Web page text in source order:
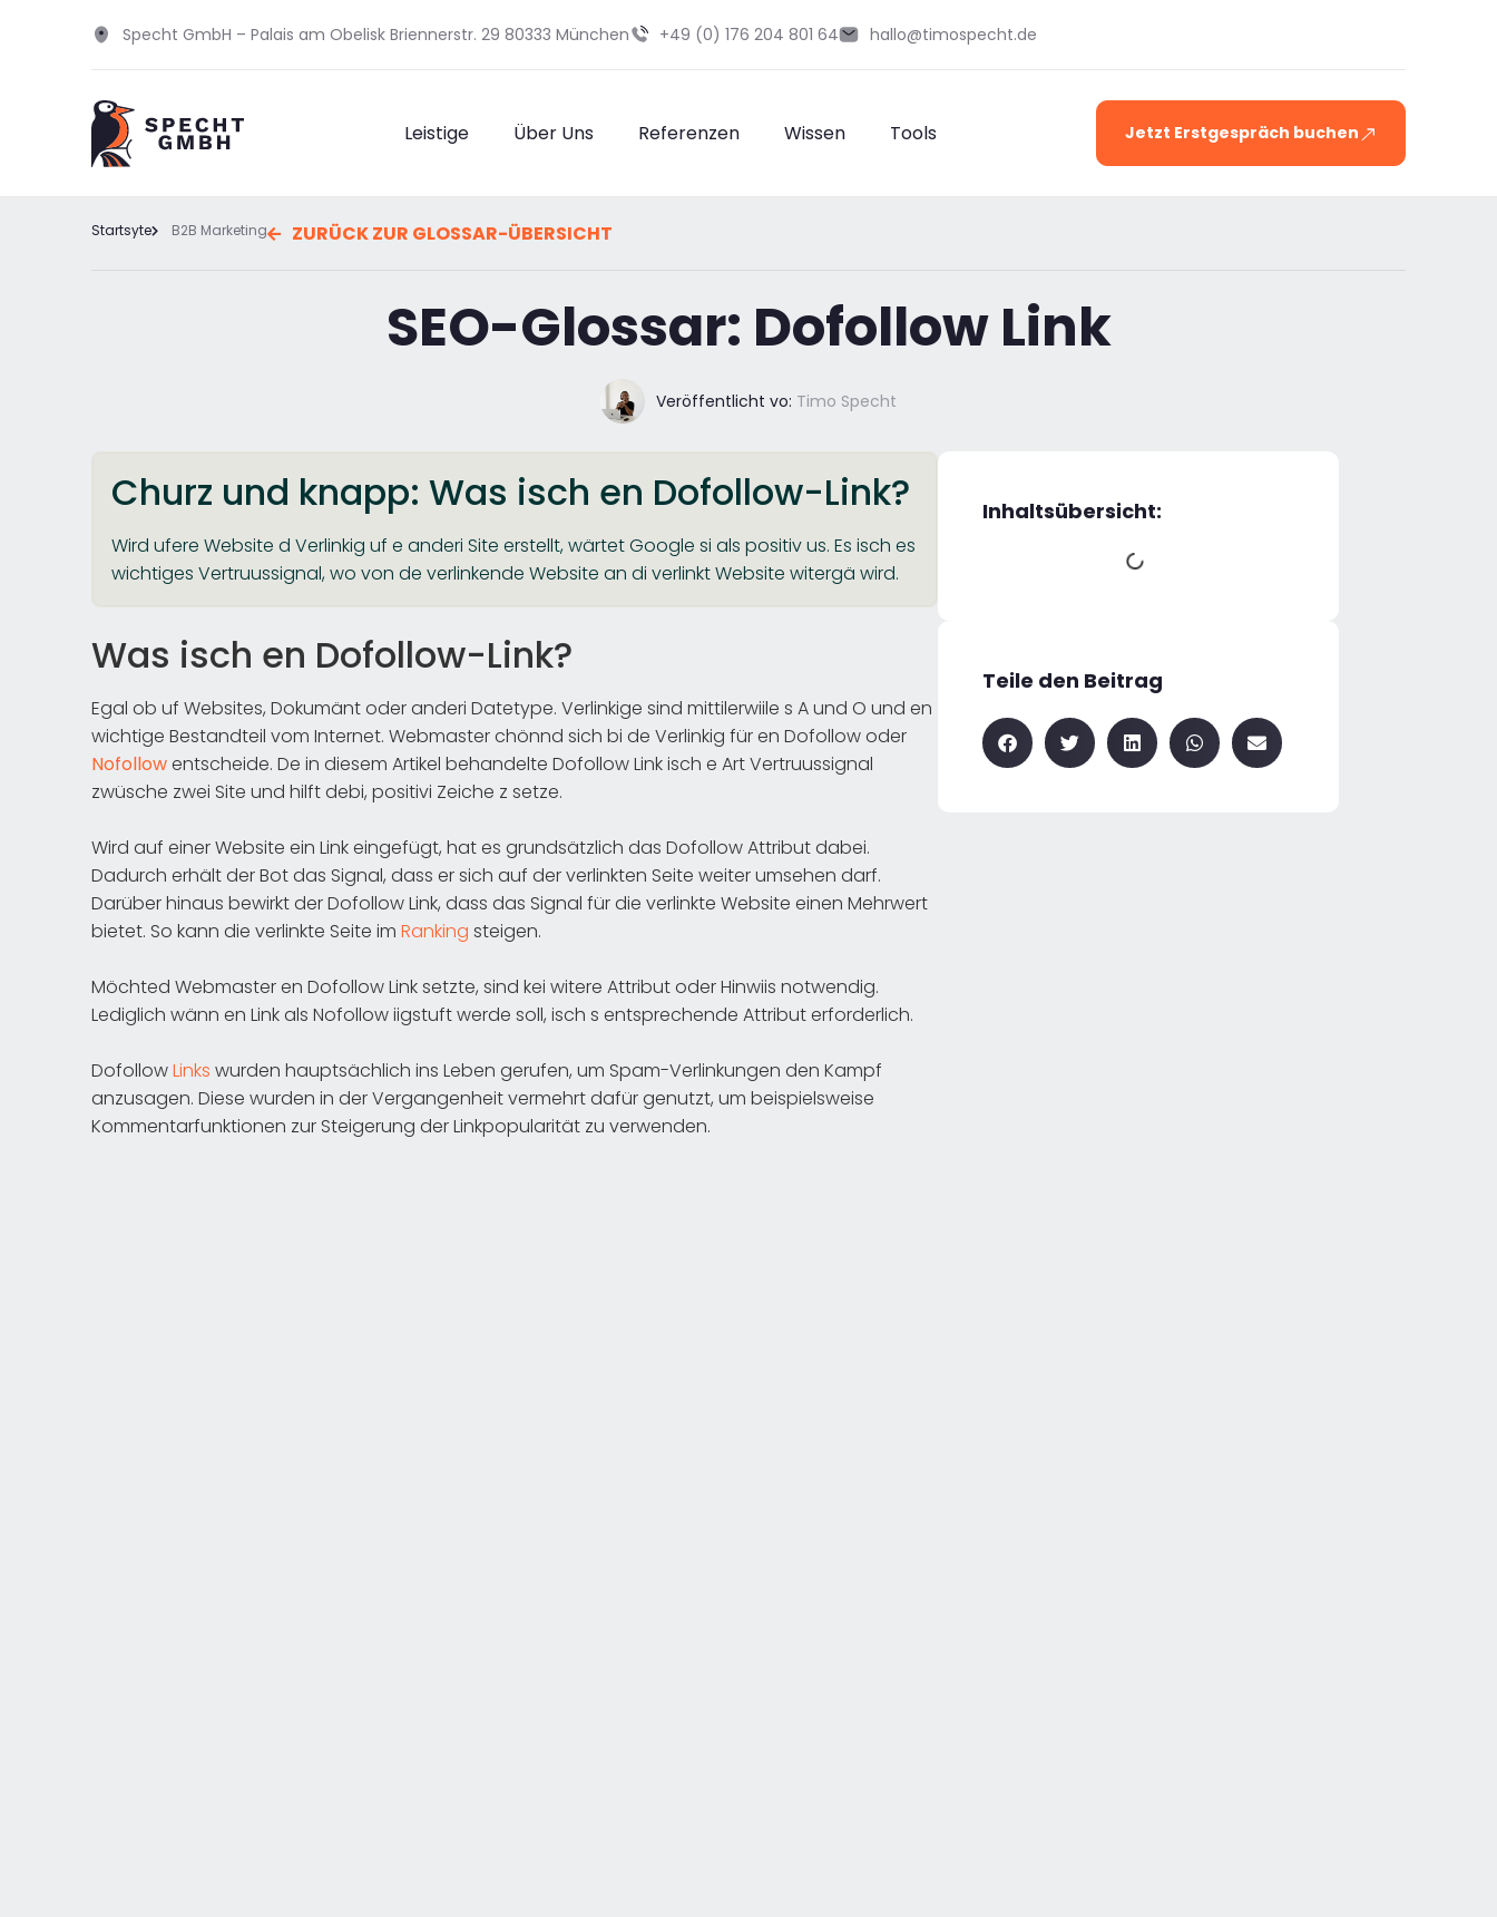
Specht GmbH – Palais am Obelisk Briennerstr. 29 80333 München +49 (0) 176 204 801 64 hallo@timospecht.de
Leistige Über Uns Referenzen Wissen Tools Jetzt Erstgespräch buchen
Startsyte B2B Marketing ZURÜCK ZUR GLOSSAR-ÜBERSICHT
SEO-Glossar: Dofollow Link
Veröffentlicht vo: Timo Specht
Churz und knapp: Was isch en Dofollow-Link?
Wird ufere Website d Verlinkig uf e anderi Site erstellt, wärtet Google si als positiv us. Es isch es
wichtiges Vertruussignal, wo von de verlinkende Website an di verlinkt Website witergä wird.
Was isch en Dofollow-Link?
Egal ob uf Websites, Dokumänt oder anderi Datetype. Verlinkige sind mittilerwiile s A und O und en
wichtige Bestandteil vom Internet. Webmaster chönnd sich bi de Verlinkig für en Dofollow oder
Nofollowentscheide. De in diesem Artikel behandelte Dofollow Link isch e Art Vertruussignal
zwüsche zwei Site und hilft debi, positivi Zeiche z setze.
Wird auf einer Website ein Link eingefügt, hat es grundsätzlich das Dofollow Attribut dabei.
Dadurch erhält der Bot das Signal, dass er sich auf der verlinkten Seite weiter umsehen darf.
Darüber hinaus bewirkt der Dofollow Link, dass das Signal für die verlinkte Website einen Mehrwert
bietet. So kann die verlinkte Seite im Ranking steigen.
Möchted Webmaster en Dofollow Link setzte, sind kei witere Attribut oder Hinwiis notwendig.
Lediglich wänn en Link als Nofollow iigstuft werde soll, isch s entsprechende Attribut erforderlich.
DofollowLinks wurden hauptsächlich ins Leben gerufen, um Spam-Verlinkungen den Kampf
anzusagen. Diese wurden in der Vergangenheit vermehrt dafür genutzt, um beispielsweise
Kommentarfunktionen zur Steigerung der Linkpopularität zu verwenden.
Inhaltsübersicht:
Teile den Beitrag